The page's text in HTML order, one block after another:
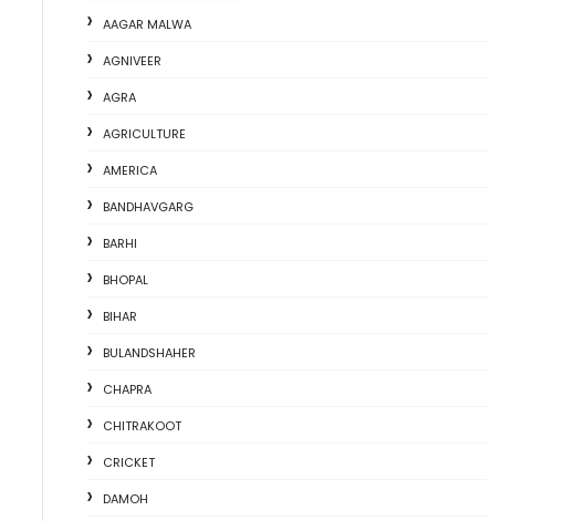
AAGAR MALWA
AGNIVEER
AGRA
AGRICULTURE
AMERICA
BANDHAVGARG
BARHI
BHOPAL
BIHAR
BULANDSHAHER
CHAPRA
CHITRAKOOT
CRICKET
DAMOH